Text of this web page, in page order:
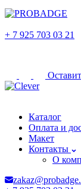
+ 7 925 703 03 21
Каталог
Оплата и
Макет
Контакты
О